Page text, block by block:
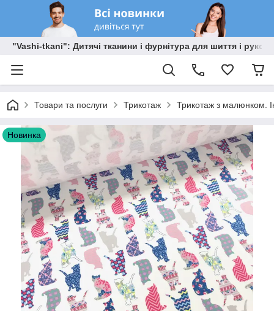
"Vashi-tkani": Дитячі тканини і фурнітура для шиття і
Товари та послуги Трикотаж Трикотаж з малюнком.
Новинка